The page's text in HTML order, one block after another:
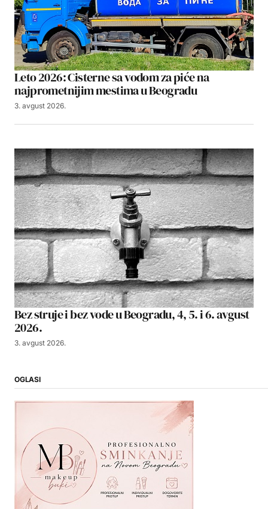
Leto 2026: Cisterne sa vodom za piće na
najprometnijim mestima u Beogradu
3. avgust 2026.
Bez struje i bez vode u Beogradu, 4, 5. i 6. avgust
2026.
3. avgust 2026.
OGLASI